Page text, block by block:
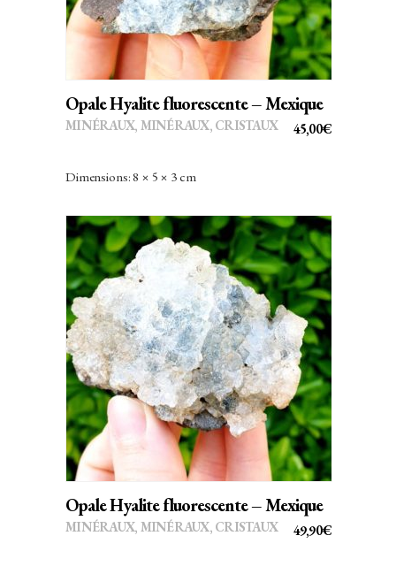
Opale Hyalite fluorescente – Mexique
45,00€
MINÉRAUX, MINÉRAUX, CRISTAUX
Dimensions: 8 × 5 × 3 cm
AJOUTER AU PANIER
Opale Hyalite fluorescente – Mexique
49,90€
MINÉRAUX, MINÉRAUX, CRISTAUX